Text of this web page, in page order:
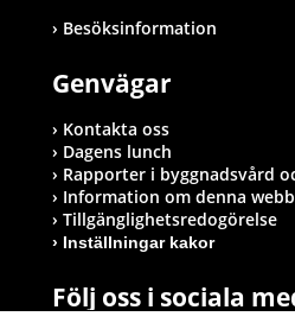
Besöksinformation
Genvägar
Kontakta oss
Dagens lunch
Rapporter i byggnadsvård
Information om denna
Tillgänglighetsredogörelse
Inställningar kakor
Följ oss i sociala